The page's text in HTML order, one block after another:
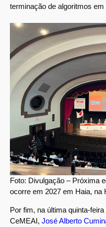
terminação de algoritmos
Foto: Divulgação – Próxima
ocorre em 2027 em Haia, na
Por fim, na última quinta-
CeMEAI, José Alberto